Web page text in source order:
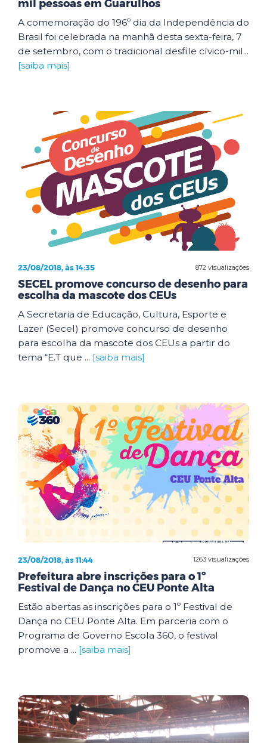
mil pessoas em Guarulhos
A comemoração do 196º dia da Independência do
Brasil foi celebrada na manhã desta sexta-feira, 7
de setembro, com o tradicional desfile cívico-mil...
[saiba mais]
872 visualizações
23/08/2018, às 14:35
SECEL promove concurso de desenho para
escolha da mascote dos CEUs
A Secretaria de Educação, Cultura, Esporte e
Lazer (Secel) promove concurso de desenho
para escolha da mascote dos CEUs a partir do
tema “E.T que ... [saiba mais]
1263 visualizações
23/08/2018, às 11:44
Prefeitura abre inscrições para o 1º
Festival de Dança no CEU Ponte Alta
Estão abertas as inscrições para o 1º Festival de
Dança no CEU Ponte Alta. Em parceria com o
Programa de Governo Escola 360, o festival
promove a ... [saiba mais]